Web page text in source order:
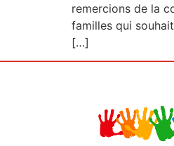
remercions de la
familles qui
[…]